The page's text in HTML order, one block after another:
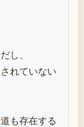
し、
れていない
も存在する